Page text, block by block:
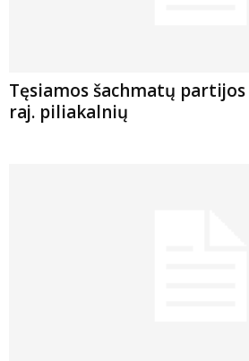
Tęsiamos šachmatų
raj. piliakalnių